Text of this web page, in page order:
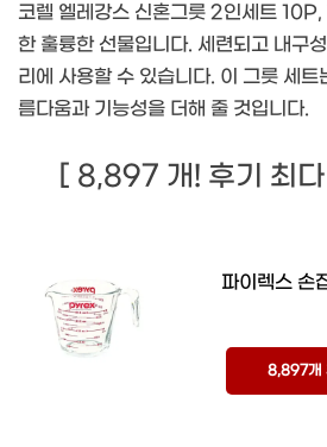
코렐 엘레강스 신혼그릇 2인세트 10P,
한 훌륭한 선물입니다. 세련되고 내구
리에 사용할 수 있습니다. 이 그릇 세
름다움과 기능성을 더해 줄 것입니다.
[ 8,897 개! 후기 최
파이렉스 손
8,897개